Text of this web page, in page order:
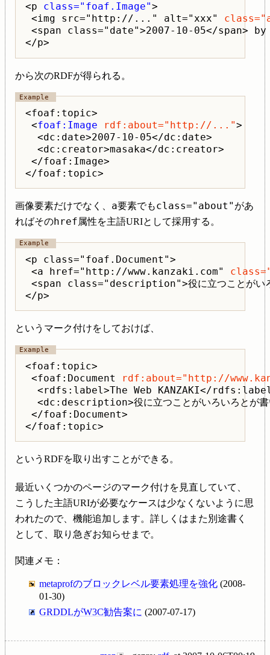
<p class="foaf.Image">
<img src="http://..." alt="xxx"
<span class="date">2007-10-05</span>
から次のRDFが得られる。
<foaf:topic>
<foaf:Image rdf:about="http://...">
  <dc:date>2007-10-05</dc:date>
  <dc:creator>masaka</dc:creator>
</foaf:Image>
画像要素だけでなく、 a要素でもclass="about" があ
ればそのhref属性を主語URIとして採用する。
<p class="foaf.Document">
<a href="http://www.kanzaki.com"
<span class="description">役に立つことがいろ
というマーク付けをしておけば、
<foaf:topic>
<foaf:Document
rdf:about="http://
<rdfs:label>The Web KANZAKI</
<dc:description>役に立つことがいろいろとが
</foaf:Document>
というRDFを取り出すことができる。
最近いくつかのページのマーク付けを見直していて、
こうした主語URIが必要なケースは少なくないように思
われたので、機能追加します。詳しくはまた別途書く
として、取り急ぎお知らせまで。
関連メモ：
metaprofのブロックレベル要素処理を強化 (2008-
01-30)
GRDDLがW3C勧告案に (2007-07-17)